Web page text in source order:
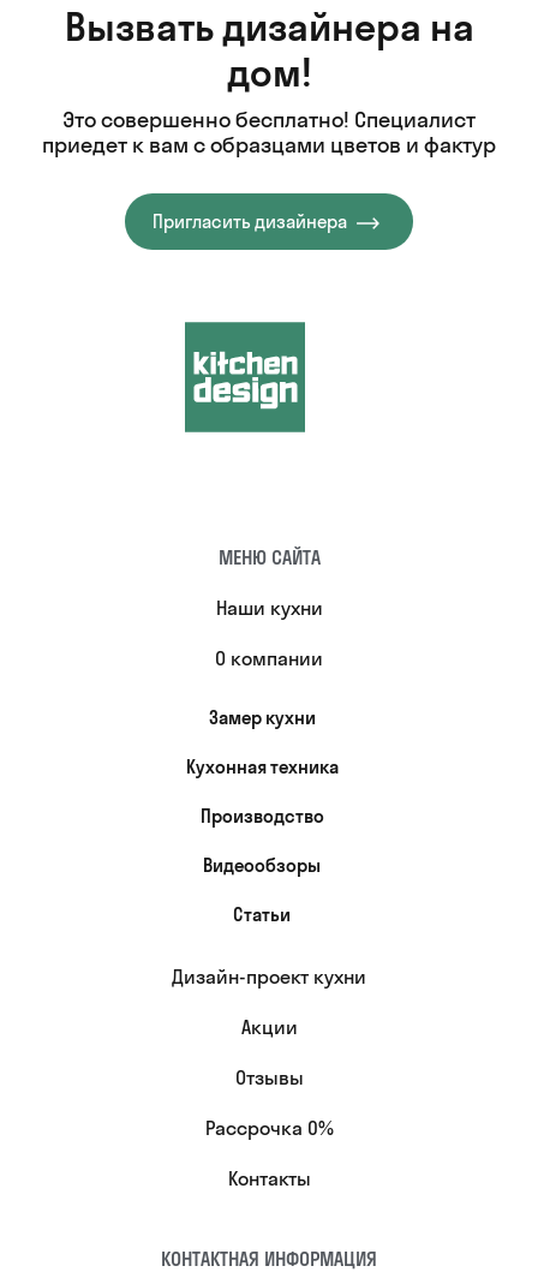
Вызвать дизайнера на
дом!
Это совершенно бесплатно! Специалист
приедет к вам с образцами цветов и фактур
Пригласить дизайнера
МЕНЮ САЙТА
Наши кухни
О компании
Замер кухни
Кухонная техника
Производство
Видеообзоры
Статьи
Дизайн-проект кухни
Акции
Отзывы
Рассрочка 0%
Контакты
КОНТАКТНАЯ ИНФОРМАЦИЯ